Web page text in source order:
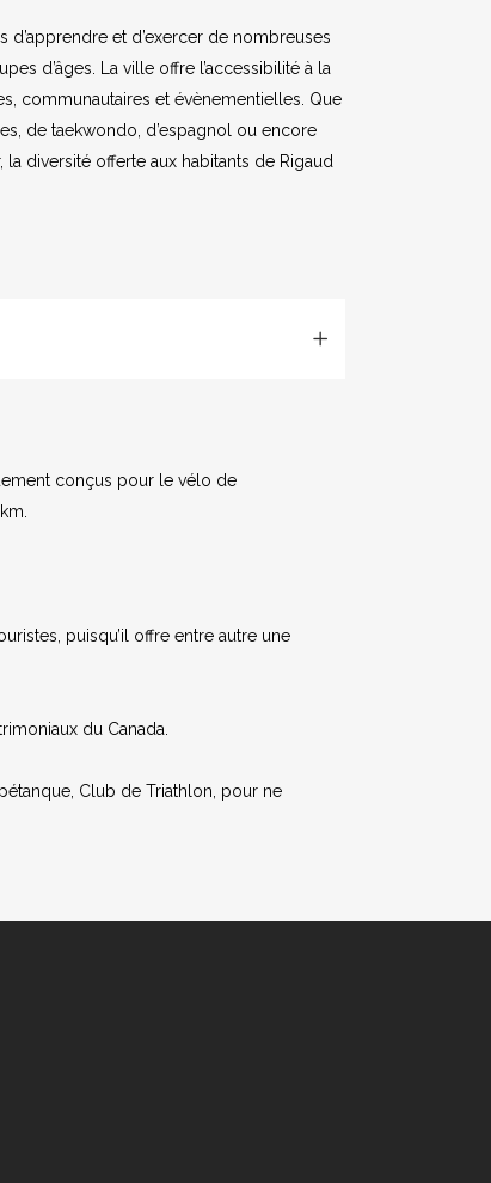
d’apprendre et d’exercer de nombreuses
d’âges. La ville offre l’accessibilité à la
communautaires et évènementielles. Que
de taekwondo, d’espagnol ou encore
diversité offerte aux habitants de Rigaud
conçus pour le vélo de
puisqu’il offre entre autre une
du Canada.
Club de Triathlon, pour ne